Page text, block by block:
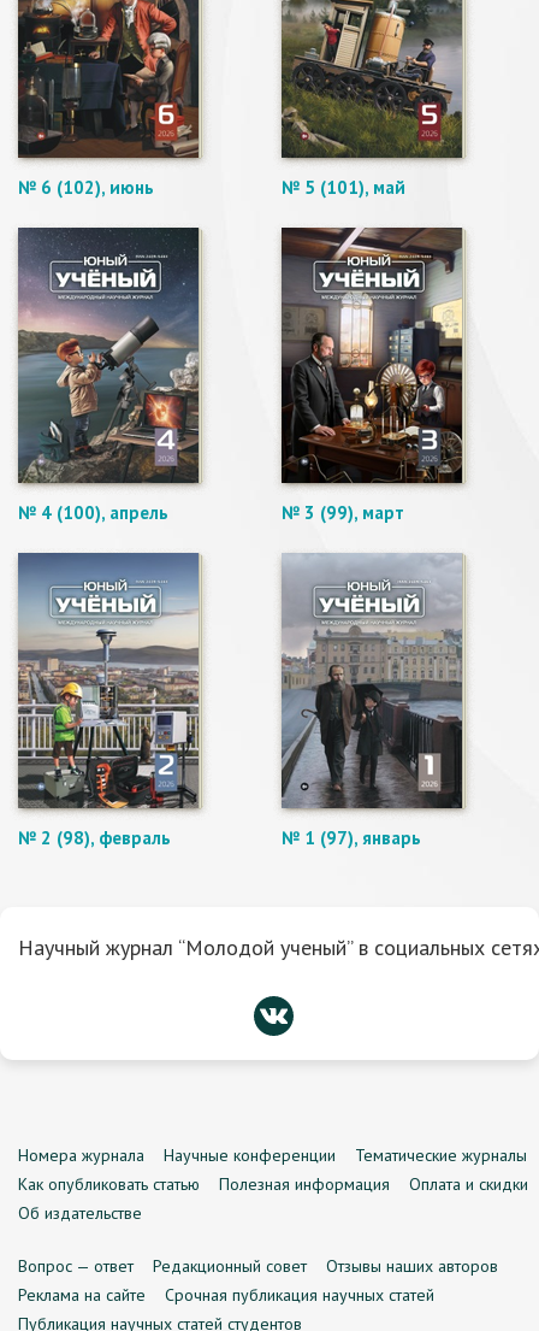
№ 6 (102), июнь № 5 (101), май
№ 4 (100), апрель № 3 (99), март
№ 2 (98), февраль № 1 (97), январь
Научный журнал “Молодой ученый” в социальных
Номера журнала Научные конференции
Тематические журналы
Как опубликовать статью
Полезная информация
Оплата и скидки
Об издательстве
Вопрос — ответ Редакционный совет
Отзывы наших авторов
Реклама на сайте
Срочная публикация научных статей
Публикация научных статей студентов